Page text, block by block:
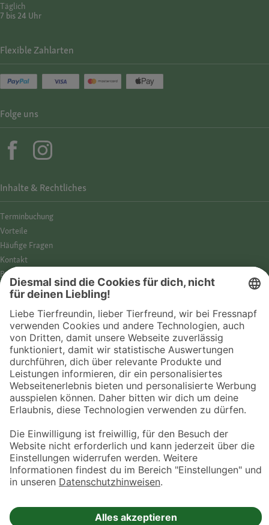
Täglich
7 bis 24 Uhr
© 2026 Fressnapf Tiernahrungs GmbH
Westpreußenstraße 32-38
47809 Krefeld
Inhalte & Rechtliches
Termin­buchung
Vorteile
Häufige Fragen
Kontakt
Barrierefreiheit
Impressum
Cookies
AGB
Entdecke Fressnapf
Tierversicherung
GPS-Tracker
Fressnapf Salon
Online-Shop
Flexible Zahlarten
Folge uns